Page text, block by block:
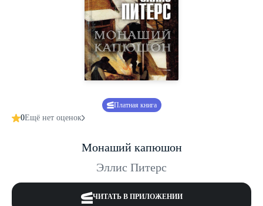
Платная книга
0Ещё нет оценок
Монаший капюшон
Эллис Питерс
ЧИТАТЬ В ПРИЛОЖЕНИИ